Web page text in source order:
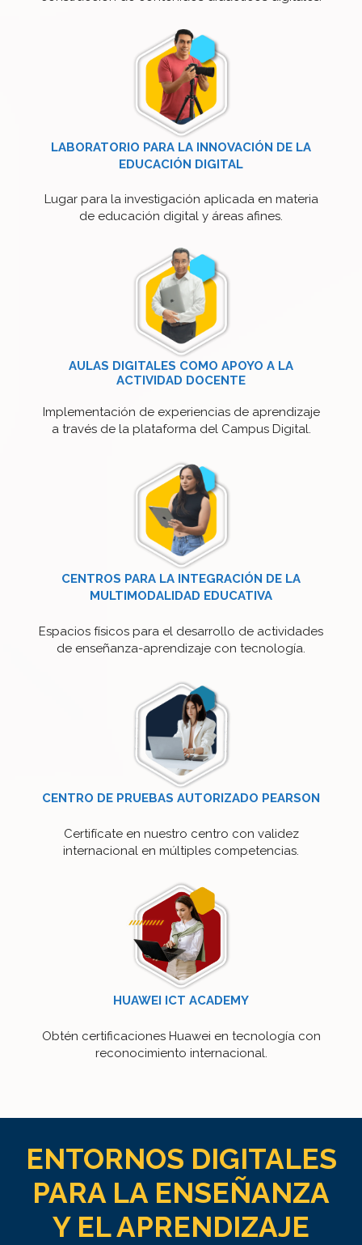
LABORATORIO PARA LA INNOVACIÓN DE LA
EDUCACIÓN DIGITAL
Lugar para la investigación aplicada en materia
de educación digital y áreas afines.
AULAS DIGITALES COMO APOYO A LA
ACTIVIDAD DOCENTE
Implementación de experiencias de aprendizaje
a través de la plataforma del Campus Digital.
CENTROS PARA LA INTEGRACIÓN DE LA
MULTIMODALIDAD EDUCATIVA
Espacios físicos para el desarrollo de actividades
de enseñanza-aprendizaje con tecnología.
CENTRO DE PRUEBAS AUTORIZADO PEARSON
Certifícate en nuestro centro con validez
internacional en múltiples competencias.
HUAWEI ICT ACADEMY
Obtén certificaciones Huawei en tecnología con
reconocimiento internacional.
ENTORNOS DIGITALES
PARA LA ENSEÑANZA
Y EL APRENDIZAJE